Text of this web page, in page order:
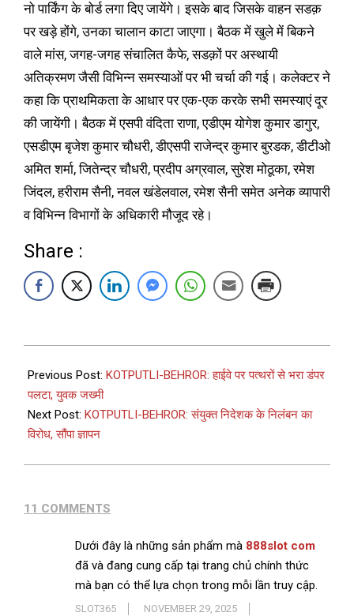
नो पार्किंग के बोर्ड लगा दिए जायेंगे। इसके बाद जिसके वाहन सडक़
पर खड़े होंगे, उनका चालान काटा जाएगा। बैठक में खुले में बिकने
वाले मांस, जगह-जगह संचालित कैफे, सडक़ों पर अस्थायी
अतिक्रमण जैसी विभिन्न समस्याओं पर भी चर्चा की गई। कलेक्टर ने
कहा कि प्राथमिकता के आधार पर एक-एक करके सभी समस्याएं दूर
की जायेंगी। बैठक में एसपी वंदिता राणा, एडीएम योगेश कुमार डागुर,
एसडीएम बृजेश कुमार चौधरी, डीएसपी राजेन्द्र कुमार बुरडक, डीटीओ
अमित शर्मा, जितेन्द्र चौधरी, प्रदीप अग्रवाल, सुरेश मोठूका, रमेश
जिंदल, हरीराम सैनी, नवल खंडेलवाल, रमेश सैनी समेत अनेक व्यापारी
व विभिन्न विभागों के अधिकारी मौजूद रहे।
Share :
Previous Post: KOTPUTLI-BEHROR: हाईवे पर पत्थरों से भरा डंपर
पलटा, युवक जख्मी
Next Post: KOTPUTLI-BEHROR: संयुक्त निदेशक के निलंबन का
विरोध, सौंपा ज्ञापन
11 COMMENTS
Dưới đây là những sản phẩm mà 888slot com
đã và đang cung cấp tại trang chủ chính thức
mà bạn có thể lựa chọn trong mỗi lần truy cập.
SLOT365
NOVEMBER 29, 2025